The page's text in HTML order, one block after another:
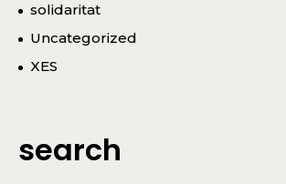
solidaritat
Uncategorized
XES
search